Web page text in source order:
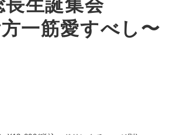
生誕集会
一筋愛すべし〜